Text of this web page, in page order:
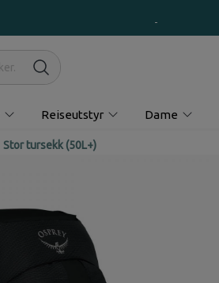
Reiseutstyr Dame
Stor tursekk (50L+)